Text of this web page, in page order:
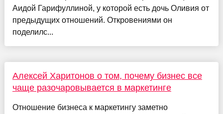
Аидой Гарифуллиной, у которой есть дочь Оливия от
предыдущих отношений. Откровениями он
поделилс...
Алексей Харитонов о том, почему бизнес все
чаще разочаровывается в маркетинге
Отношение бизнеса к маркетингу заметно